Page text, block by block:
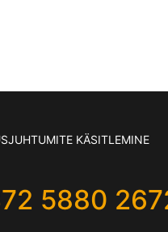
KÄSITLEMINE
5880